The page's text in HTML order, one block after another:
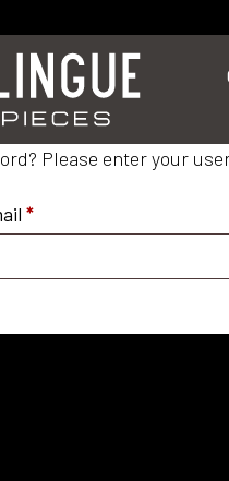
Please enter your
*